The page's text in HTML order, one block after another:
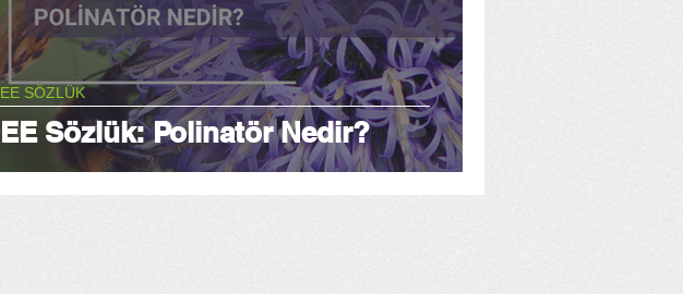
EE Sözlük: Polinatör Nedir?
EE SÖZLÜK